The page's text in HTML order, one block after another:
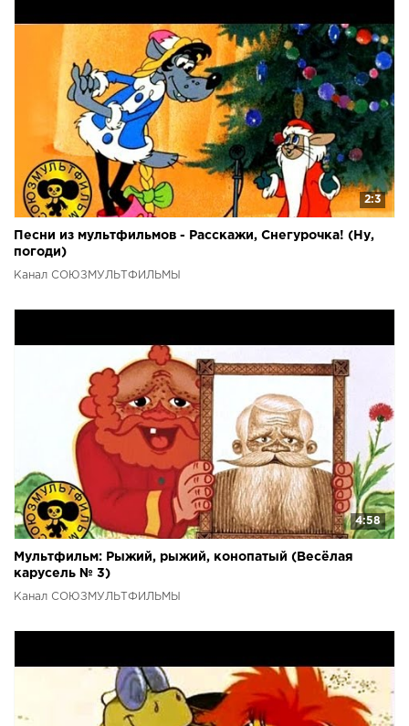
2:3
Песни из мультфильмов - Расскажи, Снегурочка! (Ну,
погоди)
Канал СОЮЗМУЛЬТФИЛЬМЫ
4:58
Мультфильм: Рыжий, рыжий, конопатый (Весёлая
карусель № 3)
Канал СОЮЗМУЛЬТФИЛЬМЫ